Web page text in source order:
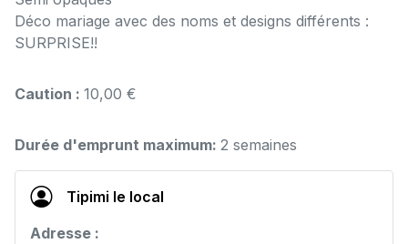
Déco mariage avec des noms et designs différents :
SURPRISE!!
Caution : 10,00 €
Durée d'emprunt maximum: 2 semaines
Tipimi le local
Adresse :